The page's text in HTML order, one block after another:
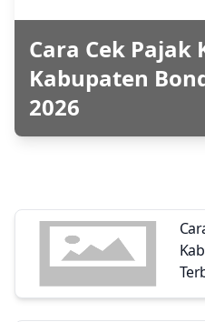
Cara Cek Pajak
Kabupaten
2026